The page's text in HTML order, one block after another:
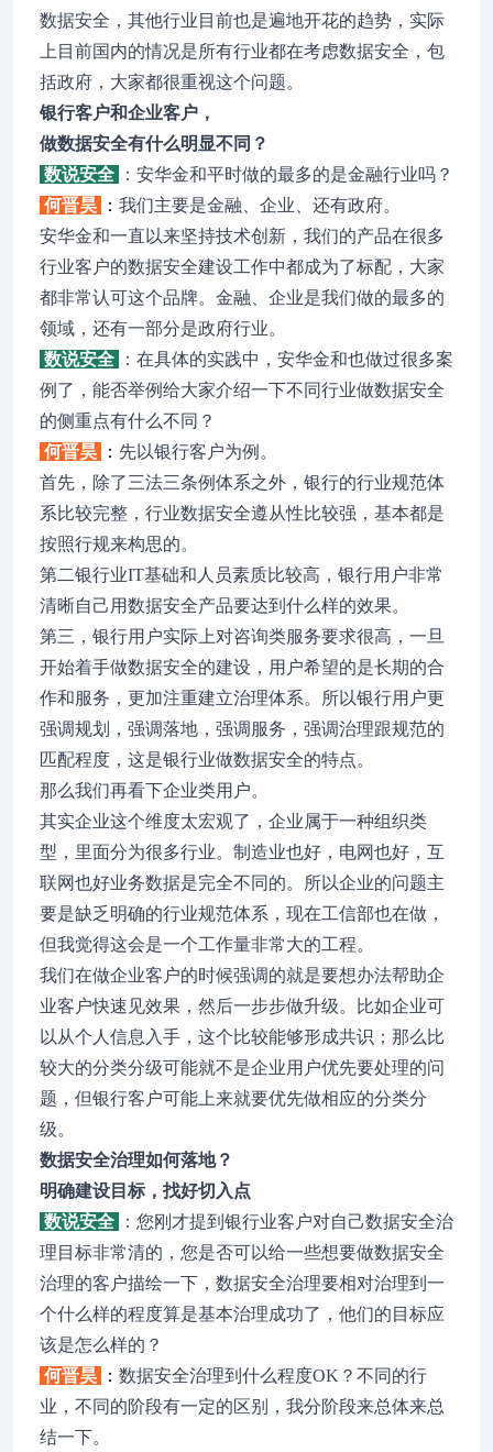
数据安全，其他行业目前也是遍地开花的趋势，实际
上目前国内的情况是所有行业都在考虑数据安全，包
括政府，大家都很重视这个问题。
银行客户和企业客户，
做数据安全有什么明显不同？
数说安全
：安华金和平时做的最多的是金融行业吗？
何晋昊
： 我们主要是金融、企业、还有政府。
安华金和一直以来坚持技术创新，我们的产品在很多
行业客户的数据安全建设工作中都成为了标配，大家
都非常认可这个品牌。金融、企业是我们做的最多的
领域，还有一部分是政府行业。
数说安全
：在具体的实践中，安华金和也做过很多案
例了，能否举例给大家介绍一下不同行业做数据安全
的侧重点有什么不同？
何晋昊
： 先以银行客户为例。
首先，除了三法三条例体系之外，银行的行业规范体
系比较完整，行业数据安全遵从性比较强，基本都是
按照行规来构思的。
第二银行业IT基础和人员素质比较高，银行用户非常
清晰自己用数据安全产品要达到什么样的效果。
第三，银行用户实际上对咨询类服务要求很高，一旦
开始着手做数据安全的建设，用户希望的是长期的合
作和服务，更加注重建立治理体系。所以银行用户更
强调规划，强调落地，强调服务，强调治理跟规范的
匹配程度，这是银行业做数据安全的特点。
那么我们再看下企业类用户。
其实企业这个维度太宏观了，企业属于一种组织类
型，里面分为很多行业。制造业也好，电网也好，互
联网也好业务数据是完全不同的。所以企业的问题主
要是缺乏明确的行业规范体系，现在工信部也在做，
但我觉得这会是一个工作量非常大的工程。
我们在做企业客户的时候强调的就是要想办法帮助企
业客户快速见效果，然后一步步做升级。比如企业可
以从个人信息入手，这个比较能够形成共识；那么比
较大的分类分级可能就不是企业用户优先要处理的问
题，但银行客户可能上来就要优先做相应的分类分
级。
数据安全治理如何落地？
明确建设目标，找好切入点
数说安全
：您刚才提到银行业客户对自己数据安全治
理目标非常清的，您是否可以给一些想要做数据安全
治理的客户描绘一下，数据安全治理要相对治理到一
个什么样的程度算是基本治理成功了，他们的目标应
该是怎么样的？
何晋昊
： 数据安全治理到什么程度OK？不同的行
业，不同的阶段有一定的区别，我分阶段来总体来总
结一下。